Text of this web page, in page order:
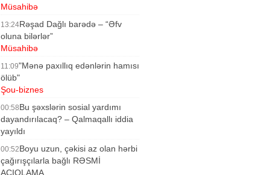
Müsahibə
13:24Rəşad Dağlı barədə – “Əfv
oluna bilərlər”
Müsahibə
11:09"Mənə paxıllıq edənlərin hamısı
ölüb"
Şou-biznes
00:58Bu şəxslərin sosial yardımı
dayandırılacaq? – Qalmaqallı iddia
yayıldı
00:52Boyu uzun, çəkisi az olan hərbi
çağırışçılarla bağlı RƏSMİ
AÇIQLAMA